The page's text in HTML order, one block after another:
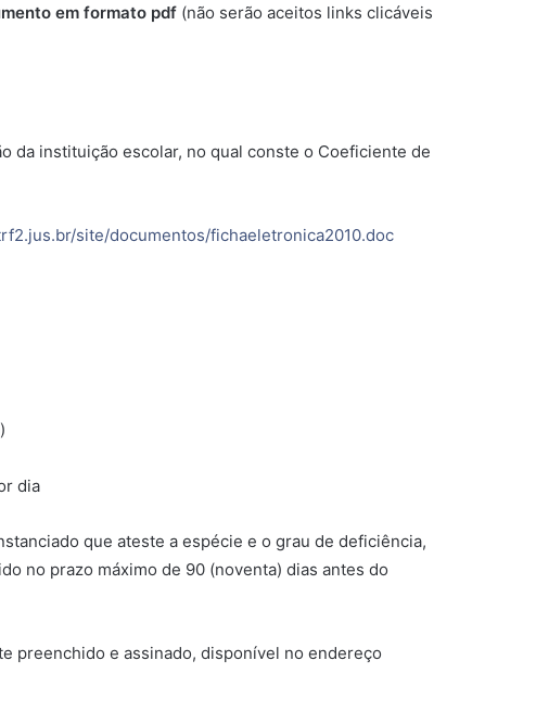
em formato pdf (não serão aceitos links clicáveis
da instituição escolar, no qual conste o Coeficiente de
site/documentos/fichaeletronica2010.doc
dia
que ateste a espécie e o grau de deficiência,
no prazo máximo de 90 (noventa) dias antes do
preenchido e assinado, disponível no endereço